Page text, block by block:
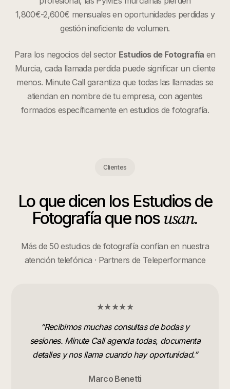
1,800€-2,600€ mensuales en oportunidades perdidas y
gestión ineficiente de volumen.
Para los negocios del sector Estudios de Fotografía en
Murcia, cada llamada perdida puede significar un cliente
menos. Minute Call garantiza que todas las llamadas se
atiendan en nombre de tu empresa, con agentes
formados específicamente en estudios de fotografía.
Clientes
Lo que dicen los Estudios de
Fotografía que nosusan.
Más de 50 estudios de fotografía confían en nuestra
atención telefónica · Partners de Teleperformance
★★★★★
“Recibimos muchas consultas de bodas y
sesiones. Minute Call agenda todas, documenta
detalles y nos llama cuando hay oportunidad.”
Marco Benetti